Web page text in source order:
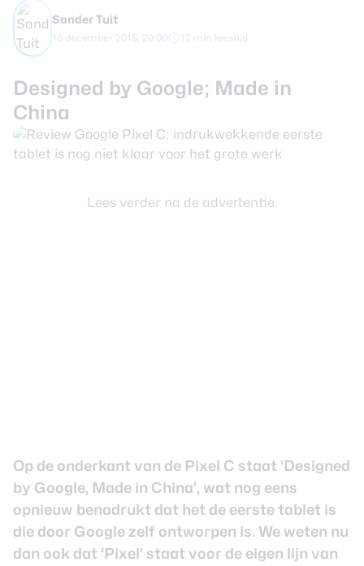
Sander Tuit
18 december 2015, 20:00 12 min leestijd
Designed by Google; Made in
China
Lees verder na de advertentie.
Op de onderkant van de Pixel C staat ‘Designed
by Google, Made in China’, wat nog eens
opnieuw benadrukt dat het de eerste tablet is
die door Google zelf ontworpen is. We weten nu
dan ook dat ‘Pixel’ staat voor de eigen lijn van